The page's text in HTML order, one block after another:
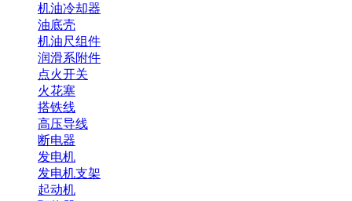
机油冷却器
油底壳
机油尺组件
润滑系附件
点火开关
火花塞
搭铁线
高压导线
断电器
发电机
发电机支架
起动机